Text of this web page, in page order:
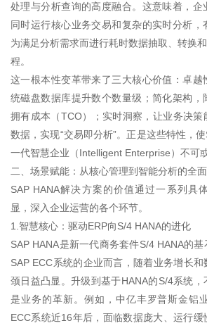
处理与分析查询的高度融合。这意味着，企
同时运行核心业务交易和复杂的实时分析，
为满足分析需求而进行耗时数据抽取、转换
程。
这一根本性变革带来了三大核心价值：卓越
统磁盘数据库提升数个数量级；简化架构，
拥有成本（TCO）；实时洞察，让业务决策
数据，实现“交易即分析”。正是这些特性，
一代智慧企业（Intelligent Enterprise）不可
二、场景赋能：从核心管理到智能分析的全
SAP HANA解决方案的价值通过一系列具
显，深入企业运营的各个环节。
1.智慧核心：驱动ERP向S/4 HANA的进化
SAP HANA是新一代商务套件S/4 HANA的
SAP ECC系统的企业而言，随着业务增长
颈日益凸显。升级到基于HANA的S/4系统
是业务的革新。例如，中亿丰罗普斯金铝
ECC系统近16年后，面临数据庞大、运行